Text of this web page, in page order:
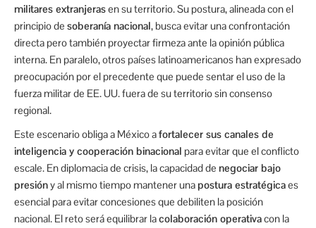
militares extranjerasen su territorio. Su postura, alineada con el
principio de soberanía nacional, busca evitar una confrontación
directa pero también proyectar firmeza ante la opinión pública
interna. En paralelo, otros países latinoamericanos han expresado
preocupación por el precedente que puede sentar el uso de la
fuerza militar de EE. UU. fuera de su territorio sin consenso
regional.
Este escenario obliga a México afortalecer sus canales de
inteligencia y cooperación binacional para evitar que el conflicto
escale. En diplomacia de crisis, la capacidad de negociar bajo
presióny al mismo tiempo mantener una postura estratégicaes
esencial para evitar concesiones que debiliten la posición
nacional. El reto será equilibrar lacolaboración operativacon la